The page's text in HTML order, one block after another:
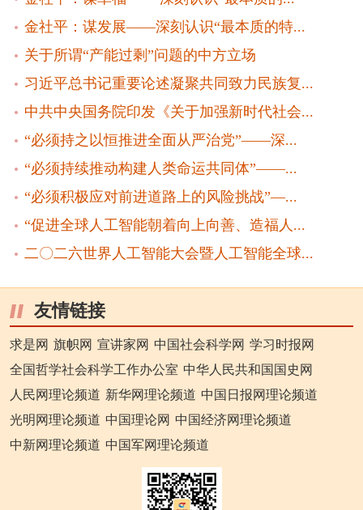
金社平：谋发展——深刻认识“最本质的特...
关于所谓“产能过剩”问题的中方立场
习近平总书记重要论述凝聚共同致力民族复...
中共中央国务院印发《关于加强新时代社会...
“必须持之以恒推进全面从严治党”——深...
“必须持续推动构建人类命运共同体”——...
“必须积极应对前进道路上的风险挑战”—...
“促进全球人工智能朝着向上向善、造福人...
二〇二六世界人工智能大会暨人工智能全球...
友情链接
求是网 旗帜网 宣讲家网 中国社会科学网 学习时报网
全国哲学社会科学工作办公室 中华人民共和国国史网
人民网理论频道 新华网理论频道 中国日报网理论频道
光明网理论频道 中国理论网 中国经济网理论频道
中新网理论频道 中国军网理论频道